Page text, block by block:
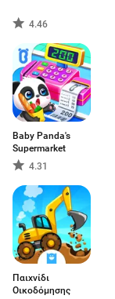
4.46
Baby Panda's
Supermarket
4.31
Παιχνίδι
Οικοδόμησης